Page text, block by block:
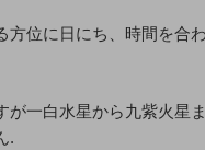
方位に日にち、時間を合
が一白水星から九紫火星
.